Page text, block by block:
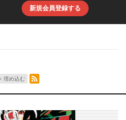
新規会員登録する
埋め込む
RSSフィード